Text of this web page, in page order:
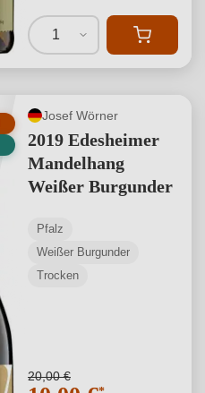
1
Josef Wörner
2019 Edesheimer
Mandelhang
Weißer Burgunder
Pfalz
Weißer Burgunder
Trocken
20,00 €